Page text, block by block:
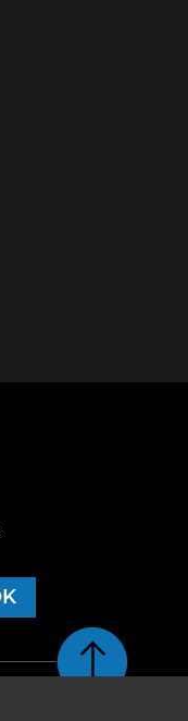
Retour en haut de page